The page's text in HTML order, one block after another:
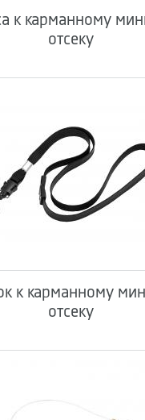
к карманному
отсеку
к карманному
отсеку